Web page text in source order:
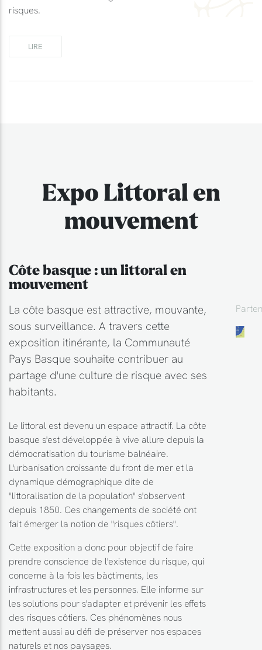
risques.
LIRE
Expo Littoral en
mouvement
Côte basque : un littoral en
mouvement
La côte basque est attractive, mouvante,
sous surveillance. A travers cette
exposition itinérante, la Communauté
Pays Basque souhaite contribuer au
partage d'une culture de risque avec ses
habitants.
Le littoral est devenu un espace attractif. La côte
basque s'est développée à vive allure depuis la
démocratisation du tourisme balnéaire.
L'urbanisation croissante du front de mer et la
dynamique démographique dite de
"littoralisation de la population" s'observent
depuis 1850. Ces changements de société ont
fait émerger la notion de "risques côtiers".
Cette exposition a donc pour objectif de faire
prendre conscience de l'existence du risque, qui
concerne à la fois les bà¢timents, les
infrastructures et les personnes. Elle informe sur
les solutions pour s'adapter et prévenir les effets
des risques côtiers. Ces phénomènes nous
mettent aussi au défi de préserver nos espaces
naturels et nos paysages.